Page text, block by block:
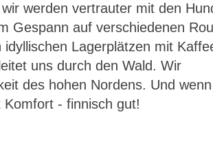
werden vertrauter mit den
Gespann auf verschiedenen
Lagerplätzen mit
uns durch den Wald. Wir
des hohen Nordens. Und
- finnisch gut!